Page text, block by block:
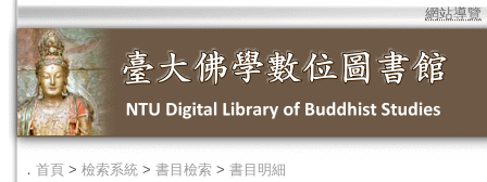
網站導覽
． 首頁 > 檢索系統 > 書目檢索 > 書目明細